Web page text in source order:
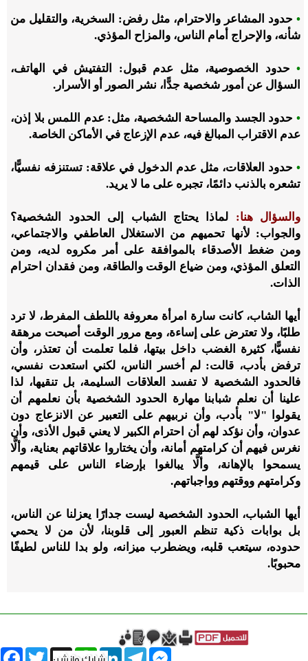
• حدود المشاعر والاحترام، مثل رفض: السخرية، والتقليل من
شأنه، والإحراج أمام الناس، والمزاح المؤذي.
• حدود الخصوصية، مثل عدم قبول: التفتيش في الهاتف،
السؤال عن أمور شخصية جدًّا، نشر الصور أو الأسرار.
• حدود الجسد والمساحة الشخصية، مثل: عدم اللمس بلا إذن،
عدم الاقتراب المبالغ فيه، عدم الإزعاج في الأماكن الخاصة.
• حدود العلاقات، مثل عدم الدخول في علاقة: تستنزفه نفسيًّا،
تشعره بالذنب دائمًا، تجبره على ما لا يريد.
والسؤال هنا: لماذا يحتاج الشباب إلى الحدود الشخصية؟
والجواب: لأنها تحميهم من الاستغلال العاطفي والاجتماعي،
ومن ضغط الأصدقاء بالموافقة على أمر مكروه لديه، ومن
التعلق المؤذي، ومن ضياع الوقت والطاقة، ومن فقدان احترام
الذات.
أيها الشاب، كانت سارة امرأة معروفة باللطف المفرط، لا ترد
طلبًا، ولا تعترض على إساءة، ومع مرور الوقت أصبحت مرهقة
نفسيًّا، كثيرة الغضب داخل بيتها، فلما تعلمت أن تعتذر، وأن
ترفض بأدب، قالت: لم أخسر الناس، لكني استعدت نفسي،
فالحدود الشخصية لا تفسد العلاقات السليمة، بل تنقيها، لذا
علينا أن نعلم شبابنا مهارة الحدود الشخصية بأن نعلمهم أن
يقولوا "لا" بأدب، وأن نربيهم على التعبير عن الانزعاج دون
عدوان، وأن نؤكد لهم أن احترام الكبير لا يعني قبول الأذى، وأن
نغرس فيهم أن كرامتهم أمانة، وأن يختاروا علاقاتهم بعناية، وألَّا
يسمحوا بالإهانة، وألَّا يبالغوا بإرضاء الناس على قيمهم
وكرامتهم ووقتهم وواجباتهم.
أيها الشباب، الحدود الشخصية ليست جدارًا يعزلنا عن الناس،
بل بوابات ذكية تنظم العبور إلى قلوبنا، لأن من لا يحمي
حدوده، سيتعب قلبه، ويضطرب ميزانه، ولو بدا للناس لطيفًا
محبوبًا.
Twitter X
WhatsAppLinkedInTelegram
Messenger